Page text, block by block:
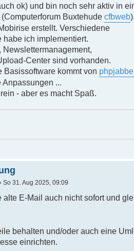
ok) und bin noch sehr aktiv in
Buxtehude cfbweb
erstellt. Verschiedene
habe ich implementiert.
Center sind vorhanden.
kommt von
...
- aber es macht Spaß.
So 31. Aug 2025, 09:09
alte E-Mail auch nicht sofort und
behalten und/oder auch eine
einrichten.